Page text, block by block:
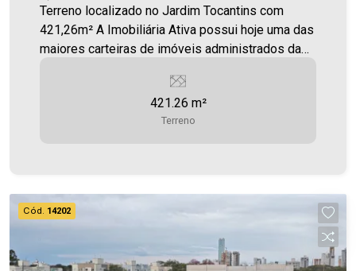
Terreno localizado no Jardim Tocantins com
421,26m² A Imobiliária Ativa possui hoje uma das
maiores carteiras de imóveis administrados da
Fotos meramente ilustrativas
421.26 m²
Terreno
Cód. 14202